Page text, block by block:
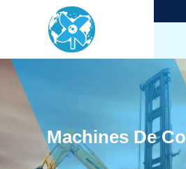
Machines De